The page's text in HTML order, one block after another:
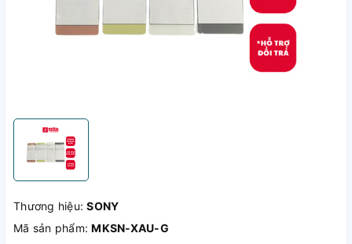
Thương hiệu:SONY
Mã sản phẩm:MKSN-XAU-G